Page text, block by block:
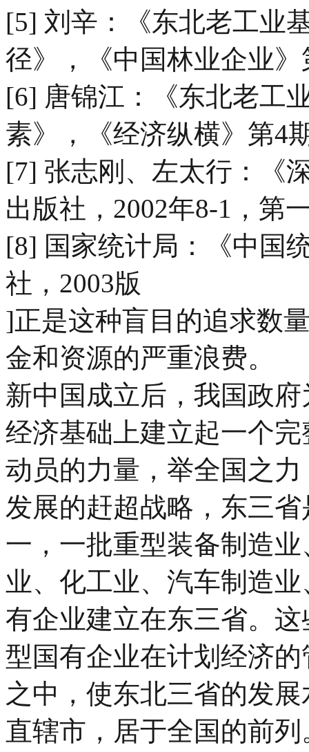
[5] 刘辛：《东北老工业
径》，《中国林业企业》
[6] 唐锦江：《东北老工
素》，《经济纵横》第4
[7] 张志刚、左太行：《
出版社，2002年8-1，第
[8] 国家统计局：《中国
社，2003版
]正是这种盲目的追求数
金和资源的严重浪费。
新中国成立后，我国政
经济基础上建立起一个
动员的力量，举全国之
发展的赶超战略，东三
一，一批重型装备制造
业、化工业、汽车制造
有企业建立在东三省。
型国有企业在计划经济
之中，使东北三省的发
直辖市，居于全国的前